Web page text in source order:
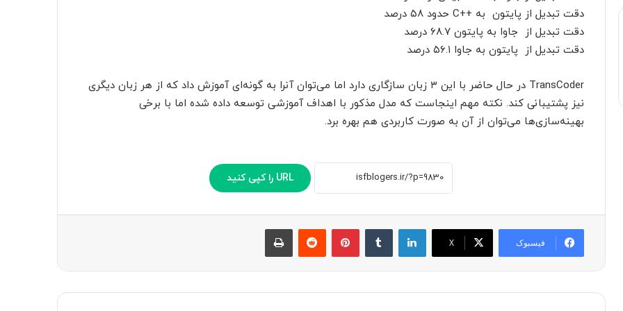
دقت تبدیل از پایتون به ++C حدود ۵۸ درصد
دقت تبدیل از جاوا به پایتون ۶۸.۷ درصد
دقت تبدیل از پایتون به جاوا ۵۶.۱ درصد
TransCoder در حال حاضر با این ۳ زبان سازگاری دارد اما می‌توان آنرا به گونه‌ای آموزش داد که از هر زبان دیگری
نیز پشتیبانی کند. نکته مهم اینجاست که مدل مذکور با اهداف آموزشی توسعه داده شده اما با برخی
بهینه‌سازی‌ها می‌توان از آن به صورت کاربردی هم بهره برد.
URL را کپی کنید
فیسبوک X
لینکدین پینترست ‫رددیت